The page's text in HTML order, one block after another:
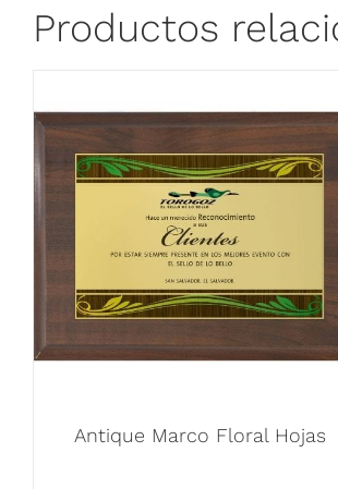
Productos
Antique Marco Floral Hojas